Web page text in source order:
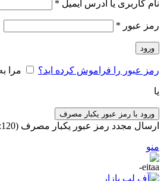
نام کاربری یا آدرس ایمیل *
رمز عبور *
ورود
رمز عبور را فراموش کرده اید؟ مرا
یا
ورود با رمز عبور یکبار مصرف
ارسال مجدد رمز عبور یکبار مصرف (00:
120
منو